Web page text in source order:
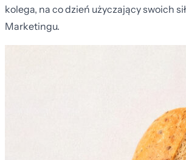
kolega, na co dzień użyczający swoich
Marketingu.